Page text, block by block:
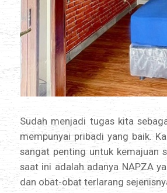
Sudah menjadi tugas kita
mempunyai pribadi yang baik.
sangat penting untuk kemajuan
saat ini adalah adanya NAPZA
dan obat-obat terlarang